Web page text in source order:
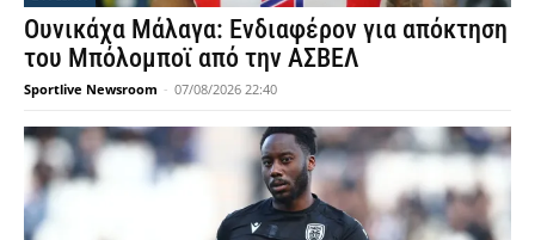
Ουνικάχα Μάλαγα: Ενδιαφέρον για απόκτηση
του Μπόλομποϊ από την ΑΣΒΕΛ
Sportlive Newsroom - 07/08/2026 22:40